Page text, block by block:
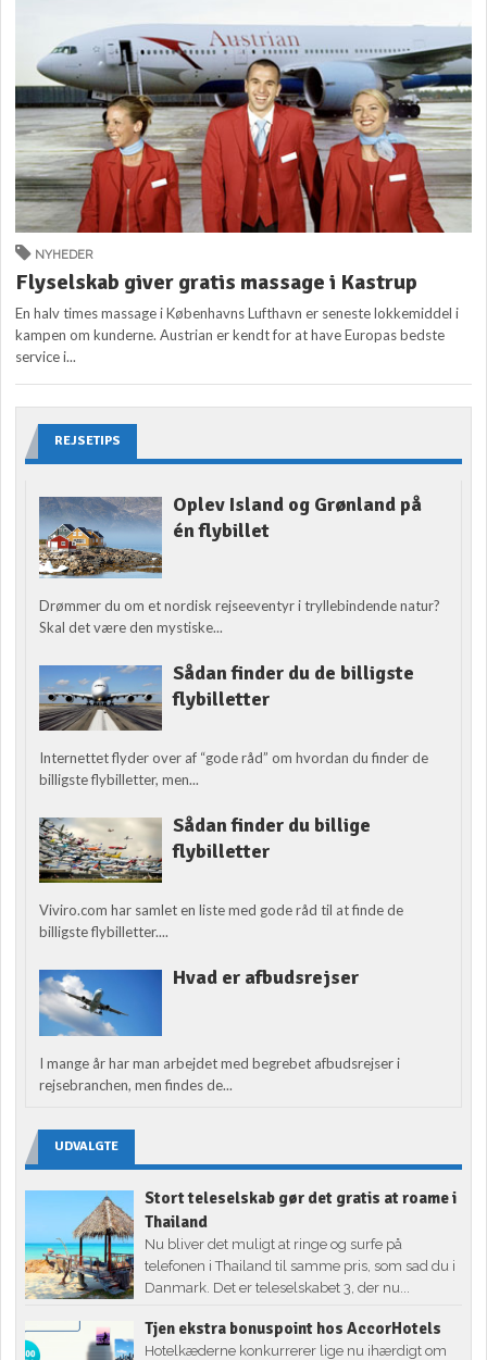
NYHEDER
Flyselskab giver gratis massage i Kastrup
En halv times massage i Københavns Lufthavn er seneste lokkemiddel i
kampen om kunderne. Austrian er kendt for at have Europas bedste
service i...
REJSETIPS
Oplev Island og Grønland på
én flybillet
Drømmer du om et nordisk rejseeventyr i tryllebindende natur?
Skal det være den mystiske...
Sådan finder du de billigste
flybilletter
Internettet flyder over af “gode råd” om hvordan du finder de
billigste flybilletter, men...
Sådan finder du billige
flybilletter
Viviro.com har samlet en liste med gode råd til at finde de
billigste flybilletter....
Hvad er afbudsrejser
I mange år har man arbejdet med begrebet afbudsrejser i
rejsebranchen, men findes de...
UDVALGTE
Stort teleselskab gør det gratis at roame i
Thailand
Nu bliver det muligt at ringe og surfe på
telefonen i Thailand til samme pris, som sad du i
Danmark. Det er teleselskabet 3, der nu...
Tjen ekstra bonuspoint hos AccorHotels
Hotelkæderne konkurrerer lige nu ihærdigt om